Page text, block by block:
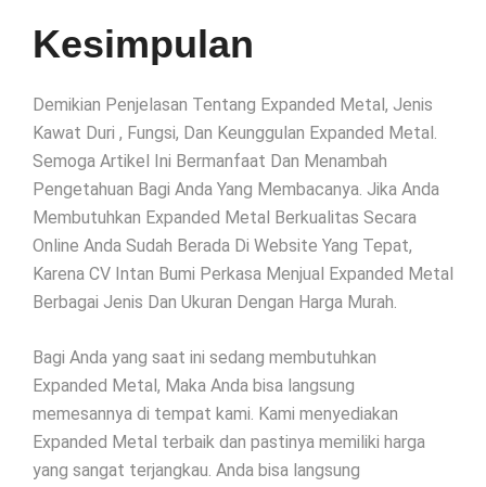
Kesimpulan
Demikian Penjelasan Tentang Expanded Metal, Jenis
Kawat Duri , Fungsi, Dan Keunggulan Expanded Metal.
Semoga Artikel Ini Bermanfaat Dan Menambah
Pengetahuan Bagi Anda Yang Membacanya. Jika Anda
Membutuhkan Expanded Metal Berkualitas Secara
Online Anda Sudah Berada Di Website Yang Tepat,
Karena CV Intan Bumi Perkasa Menjual Expanded Metal
Berbagai Jenis Dan Ukuran Dengan Harga Murah.
Bagi Anda yang saat ini sedang membutuhkan
Expanded Metal, Maka Anda bisa langsung
memesannya di tempat kami. Kami menyediakan
Expanded Metal terbaik dan pastinya memiliki harga
yang sangat terjangkau. Anda bisa langsung